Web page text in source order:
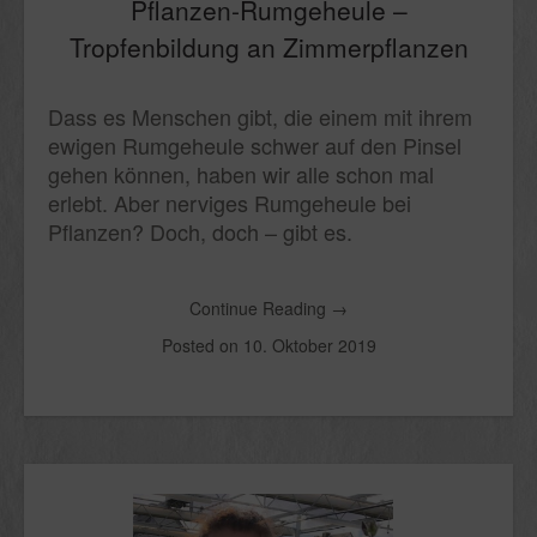
Pflanzen-Rumgeheule –
Tropfenbildung an Zimmerpflanzen
Dass es Menschen gibt, die einem mit ihrem
ewigen Rumgeheule schwer auf den Pinsel
gehen können, haben wir alle schon mal
erlebt. Aber nerviges Rumgeheule bei
Pflanzen? Doch, doch – gibt es.
Continue Reading →
Posted on 10. Oktober 2019